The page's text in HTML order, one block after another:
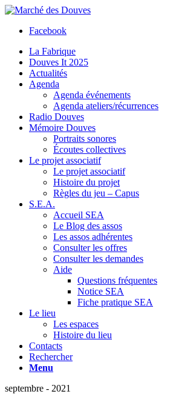
Facebook
La Fabrique
Douves It 2025
Actualités
Agenda
Agenda événements
Agenda ateliers/récurrences
Radio Douves
Mémoire Douves
Portraits sonores
Écoutes collectives
Le projet associatif
Le projet associatif
Histoire du projet
Règles du jeu – Capus
S.E.A.
Accueil SEA
Le Blog des assos
Les assos adhérentes
Consulter les offres
Consulter les demandes
Aide
Questions fréquentes
Notice SEA
Fiche pratique SEA
Le lieu
Les espaces
Histoire du lieu
Contacts
Rechercher
Menu
septembre - 2021